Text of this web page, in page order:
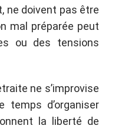
ne doivent pas être
mal préparée peut
ou des tensions
ne s’improvise
temps d’organiser
la liberté de